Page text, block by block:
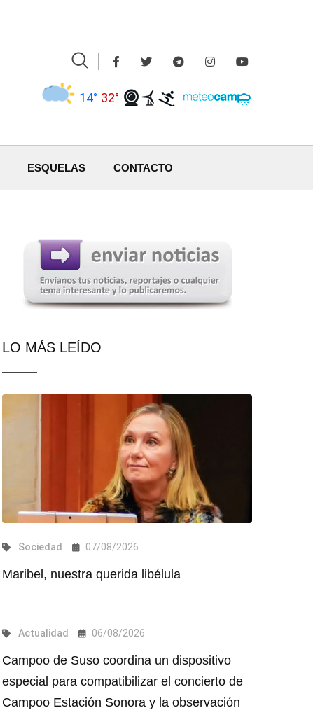
14° 32°
ESQUELAS CONTACTO
LO MÁS LEÍDO
Sociedad 07/08/2026
Maribel, nuestra querida libélula
Actualidad 06/08/2026
Campoo de Suso coordina un dispositivo
especial para compatibilizar el concierto de
Campoo Estación Sonora y la observación